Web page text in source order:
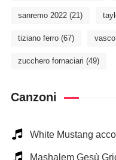
sanremo 2022(21)
tiziano ferro(67)
zucchero fornaciari (49)
Canzoni
White Mustang
Mashalem Gesù